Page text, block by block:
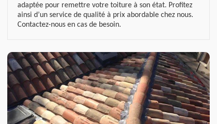
adaptée pour remettre votre toiture à son état. Profitez
ainsi d’un service de qualité à prix abordable chez nous.
Contactez-nous en cas de besoin.